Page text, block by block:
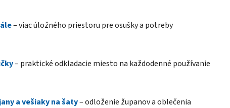
ý
s
– viac úložného priestoru pre osušky a potreby
– praktické odkladacie miesto na každodenné používanie
a vešiaky na šaty– odloženie županov a oblečenia